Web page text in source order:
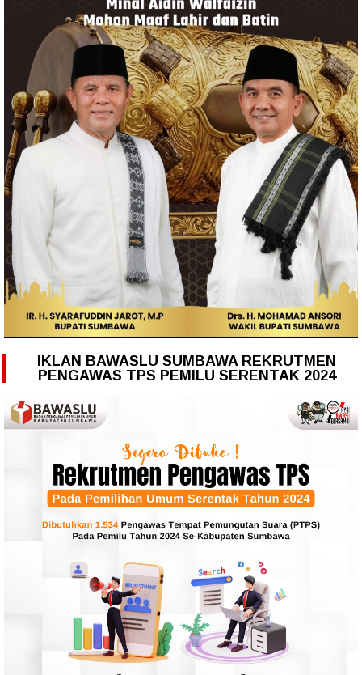
IKLAN BAWASLU SUMBAWA REKRUTMEN
PENGAWAS TPS PEMILU SERENTAK 2024